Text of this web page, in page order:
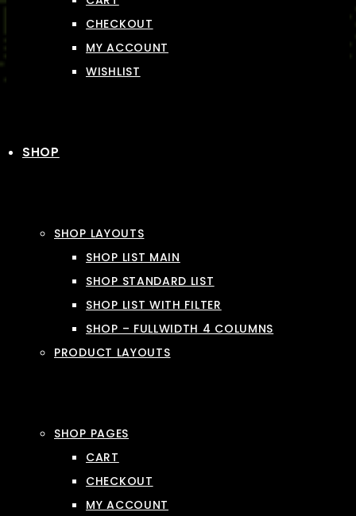
CHECKOUT
MY ACCOUNT
WISHLIST
SHOP
SHOP LAYOUTS
SHOP LIST MAIN
SHOP STANDARD LIST
SHOP LIST WITH FILTER
SHOP – FULLWIDTH 4 COLUMNS
PRODUCT LAYOUTS
SHOP PAGES
CART
CHECKOUT
MY ACCOUNT